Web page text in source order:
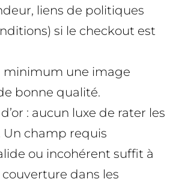
liens de politiques
si le checkout est
minimum une image
bonne qualité.
: aucun luxe de rater les
champ requis
ou incohérent suffit à
dans les